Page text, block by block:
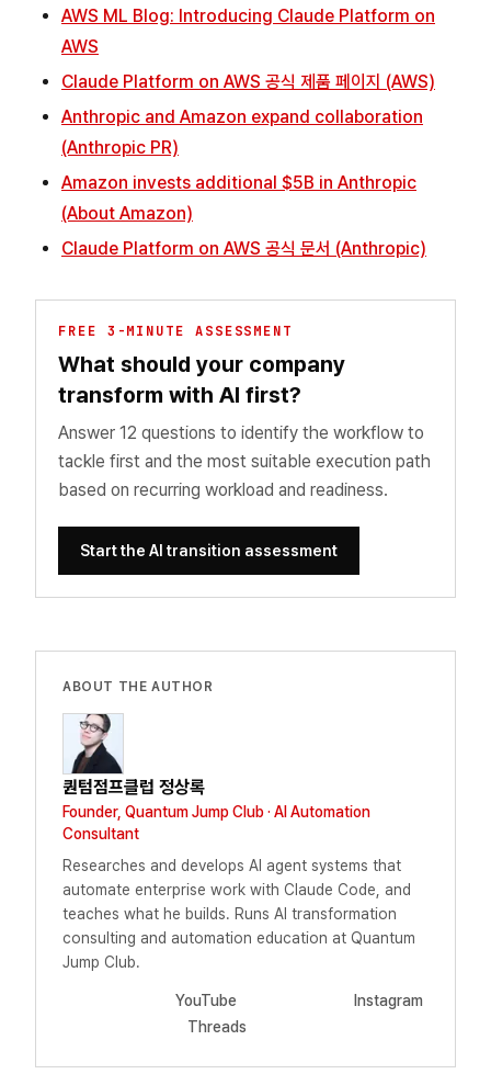
AWS ML Blog: Introducing Claude Platform on
AWS
Claude Platform on AWS 공식 제품 페이지 (AWS)
Anthropic and Amazon expand collaboration
(Anthropic PR)
Amazon invests additional $5B in Anthropic
(About Amazon)
Claude Platform on AWS 공식 문서 (Anthropic)
FREE 3-MINUTE ASSESSMENT
What should your company
transform with AI first?
Answer 12 questions to identify the workflow to
tackle first and the most suitable execution path
based on recurring workload and readiness.
Start the AI transition assessment
ABOUT THE AUTHOR
퀀텀점프클럽 정상록
Founder, Quantum Jump Club · AI Automation
Consultant
Researches and develops AI agent systems that
automate enterprise work with Claude Code, and
teaches what he builds. Runs AI transformation
consulting and automation education at Quantum
Jump Club.
YouTube
Instagram
Threads